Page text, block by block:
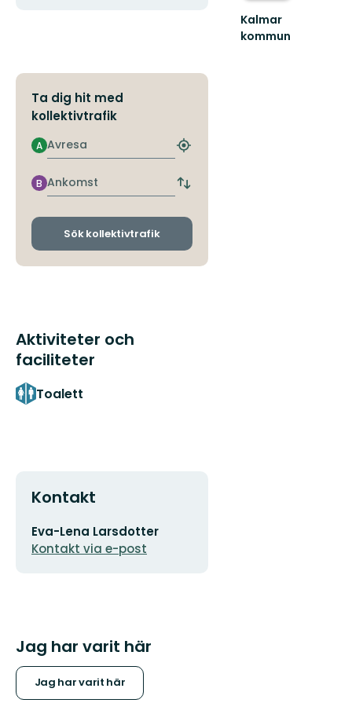
Ta dig hit med
kollektivtrafik
Avresa
A
Hitta
hållplats
Ankomst
B
Byt
och
Sök kollektivtrafik
Aktiviteter och
faciliteter
Toalett
Kontakt
E-
postadress
Eva-Lena Larsdotter
Kontakt via e-post
Jag har varit här
Jag har varit här
Kalmar
kommun